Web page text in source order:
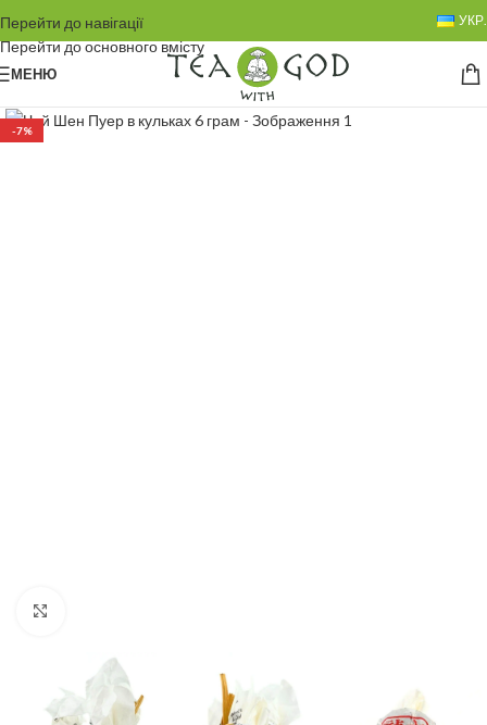
Перейти до навігації
Перейти до основного вмісту
УКР.
МЕНЮ
-7%